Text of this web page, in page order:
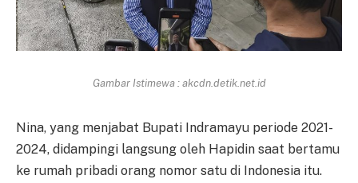
Gambar Istimewa : akcdn.detik.net.id
Nina, yang menjabat Bupati Indramayu periode 2021-
2024, didampingi langsung oleh Hapidin saat bertamu
ke rumah pribadi orang nomor satu di Indonesia itu.